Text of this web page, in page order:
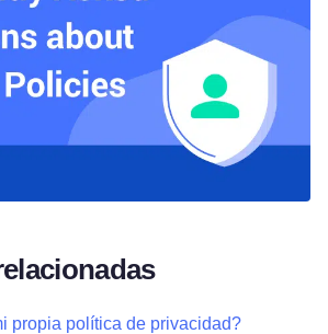
propia política de privacidad?